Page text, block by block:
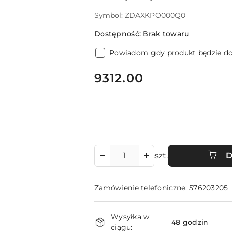
Symbol: ZDAXKPO000Q0
Dostępność: Brak towaru
Powiadom gdy produkt będzie
cena:
9312.00
szt.
Zamówienie telefoniczne: 576203205
Dostępność
i
Wysyłka w
ciągu:
48 godzin